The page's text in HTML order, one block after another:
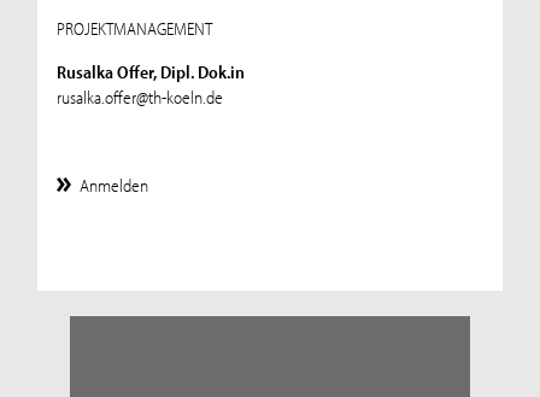
PROJEKTMANAGEMENT
Rusalka Offer, Dipl. Dok.in
rusalka.offer@th-koeln.de
Anmelden